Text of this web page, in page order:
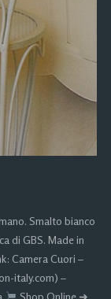
Smalto bianco
di GBS. Made in
Camera Cuori –
italy.com) –